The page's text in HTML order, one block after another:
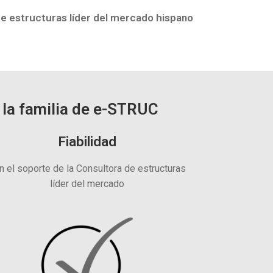
estructuras líder del mercado hispano
familia de e-STRUC
Fiabilidad
el soporte de la Consultora de estructuras
líder del mercado